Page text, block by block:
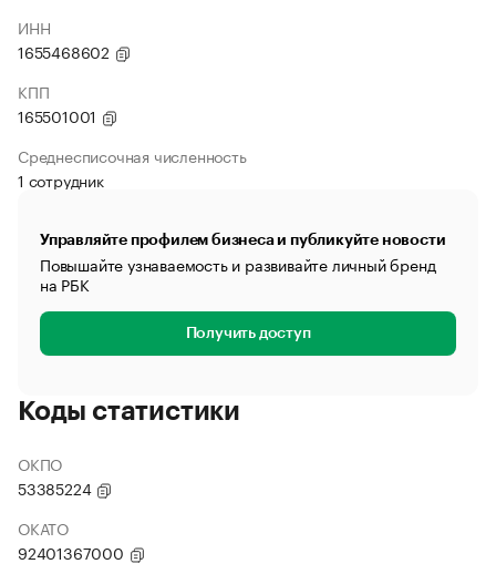
ИНН
1655468602
КПП
165501001
Среднесписочная численность
1 сотрудник
Управляйте профилем бизнеса и публикуйте новости
Повышайте узнаваемость и развивайте личный бренд
на РБК
Получить доступ
Коды статистики
ОКПО
53385224
ОКАТО
92401367000